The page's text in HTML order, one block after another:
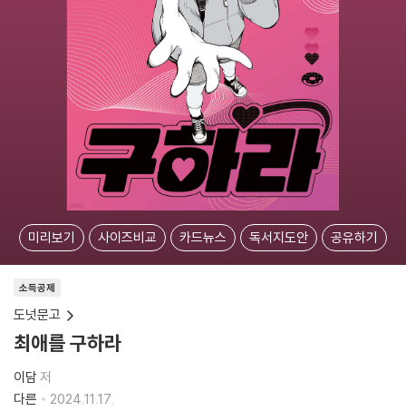
미리보기 사이즈비교 카드뉴스 독서지도안 공유하기
소득공제
도넛문고
최애를 구하라
이담 저
다른
2024.11.17.